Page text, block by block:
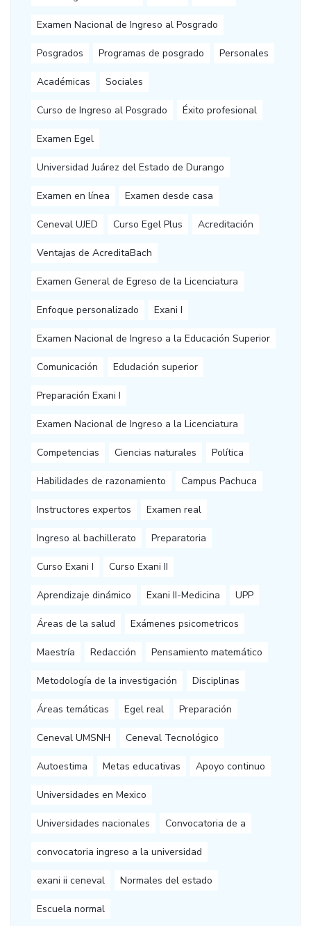
Examen Nacional de Ingreso al Posgrado
Posgrados Programas de posgrado Personales
Académicas Sociales
Curso de Ingreso al Posgrado Éxito profesional
Examen Egel
Universidad Juárez del Estado de Durango
Examen en línea Examen desde casa
Ceneval UJED Curso Egel Plus Acreditación
Ventajas de AcreditaBach
Examen General de Egreso de la Licenciatura
Enfoque personalizado Exani I
Examen Nacional de Ingreso a la Educación Superior
Comunicación Edudación superior
Preparación Exani I
Examen Nacional de Ingreso a la Licenciatura
Competencias Ciencias naturales Política
Habilidades de razonamiento Campus Pachuca
Instructores expertos Examen real
Ingreso al bachillerato Preparatoria
Curso Exani I Curso Exani II
Aprendizaje dinámico Exani II-Medicina UPP
Áreas de la salud Exámenes psicometricos
Maestría Redacción Pensamiento matemático
Metodología de la investigación Disciplinas
Áreas temáticas Egel real Preparación
Ceneval UMSNH Ceneval Tecnológico
Autoestima Metas educativas Apoyo continuo
Universidades en Mexico
Universidades nacionales Convocatoria de a
convocatoria ingreso a la universidad
exani ii ceneval Normales del estado
Escuela normal